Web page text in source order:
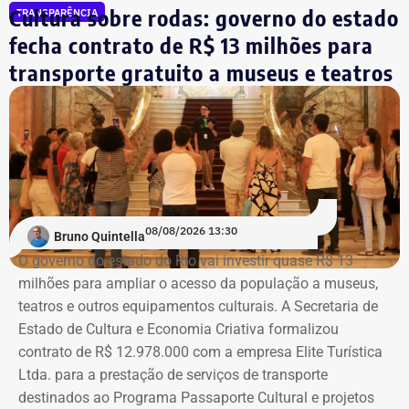
sistema DivulgaCand, do Tribunal Superior
Eleitoral (TSE).
Trecho da ação civil pública que pede a investigação de nove páginas no
Instagram sobre Búzios — Foto: Reprodução.
Na ação, a prefeitura também pede informações
cadastrais, endereços eletrônicos, telefones, IPs,
dispositivos utilizados, histórico de nomes,
administradores atuais e anteriores, contas vinculadas,
meios de recuperação, contas publicitárias e dados de
pagamento. Com isso, a Meta também seria obrigada a
elaborar uma tabela comparativa, indicando se os perfis
compartilham telefones, dispositivos, endereços de IP,
administradores, contas de anúncios, meios de
pagamento ou gerenciadores de negócios.
Mello Franco, que receberá uma exposição com as novas
aquisições do acervo, e a Sala Bernardelli, que será aberta
integralmente. Em setembro, a sala também abrigará a
mostra “Abolicionistas Brasileiras”.
Com informações do colunista Ancelmo Gois, do Jornal
“O Globo”.
TRANSPARÊNCIA
Cultura sobre rodas: governo do estado
fecha contrato de R$ 13 milhões para
transporte gratuito a museus e teatros
Bruno Quintella08/08/2026 13:30
O governo do estado do Rio vai investir quase R$ 13
milhões para ampliar o acesso da população a museus,
teatros e outros equipamentos culturais. A Secretaria de
Estado de Cultura e Economia Criativa formalizou
contrato de R$ 12.978.000 com a empresa Elite Turística
Ltda. para a prestação de serviços de transporte
destinados ao Programa Passaporte Cultural e projetos